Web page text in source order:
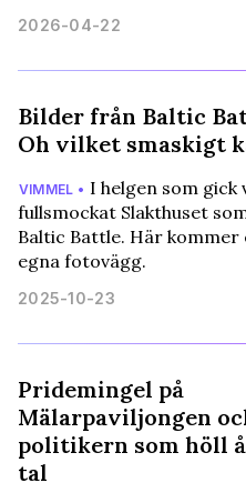
2026-04-22
Bilder från Baltic
Oh vilket smaskigt
VIMMEL • I helgen som
fullsmockat Slakthuset
Baltic Battle. Här
egna fotovägg.
2025-10-23
Pridemingel på
Mälarpaviljongen
politikern som höll
tal